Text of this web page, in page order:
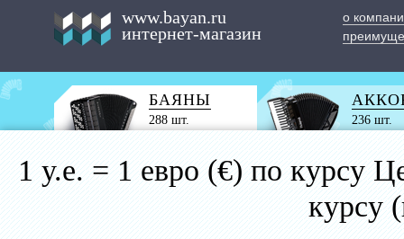
www.bayan.ru
интернет-магазин
о
БАЯНЫ
288 шт. 236 шт.
1 у.е. = 1 евро (€) по курсу
курсу